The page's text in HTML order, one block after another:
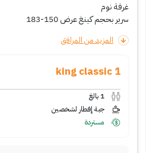
غرفة نوم
سرير بحجم كينغ عرض 150-183
المزيد من المرافق
1 king classic
1 بالغ
جبة إفطار لشخصين
مستردة